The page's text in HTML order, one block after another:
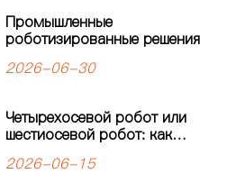
новую главу в автоматизации
паллетизации
Промышленные
роботизированные решения
2026-06-30
Четырехосевой робот или
шестиосевой робот: как
для автоматизации
2026-06-15